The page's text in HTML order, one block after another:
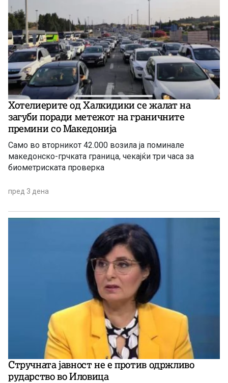
Хотелиерите од Халкидики се жалат на
загуби поради метежот на граничните
премини со Македонија
Само во вторникот 42.000 возила ја поминале
македонско-грчката граница, чекајќи три часа за
биометриската проверка
пред 3 дена
Стручната јавност не е против одржливо
рударство во Иловица